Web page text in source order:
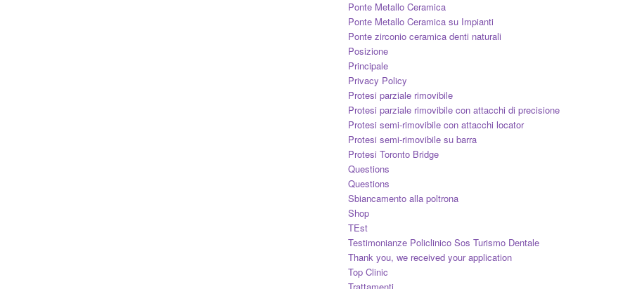
Ponte Metallo Ceramica
Ponte Metallo Ceramica su Impianti
Ponte zirconio ceramica denti naturali
Posizione
Principale
Privacy Policy
Protesi parziale rimovibile
Protesi parziale rimovibile con attacchi di precisione
Protesi semi-rimovibile con attacchi locator
Protesi semi-rimovibile su barra
Protesi Toronto Bridge
Questions
Questions
Sbiancamento alla poltrona
Shop
TEst
Testimonianze Policlinico Sos Turismo Dentale
Thank you, we received your application
Top Clinic
Trattamenti